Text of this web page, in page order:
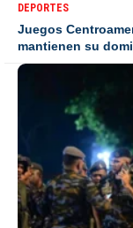
DEPORTES
Juegos
mantienen su